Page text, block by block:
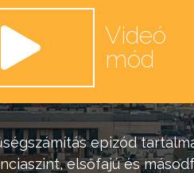
epizód
, elsőfajú és
Videó
mód